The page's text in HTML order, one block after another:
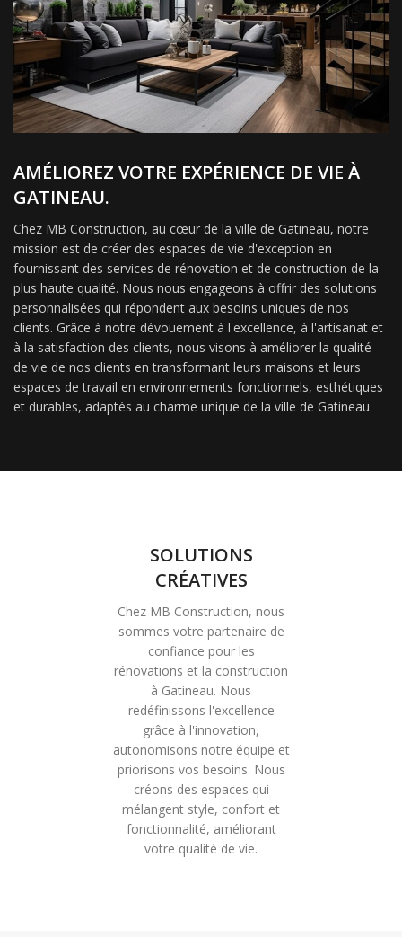
AMÉLIOREZ VOTRE EXPÉRIENCE DE VIE À
GATINEAU.
Chez MB Construction, au cœur de la ville de Gatineau, notre
mission est de créer des espaces de vie d'exception en
fournissant des services de rénovation et de construction de la
plus haute qualité. Nous nous engageons à offrir des solutions
personnalisées qui répondent aux besoins uniques de nos
clients. Grâce à notre dévouement à l'excellence, à l'artisanat et
à la satisfaction des clients, nous visons à améliorer la qualité
de vie de nos clients en transformant leurs maisons et leurs
espaces de travail en environnements fonctionnels, esthétiques
et durables, adaptés au charme unique de la ville de Gatineau.
SOLUTIONS
CRÉATIVES
Chez MB Construction, nous
sommes votre partenaire de
confiance pour les
rénovations et la construction
à Gatineau. Nous
redéfinissons l'excellence
grâce à l'innovation,
autonomisons notre équipe et
priorisons vos besoins. Nous
créons des espaces qui
mélangent style, confort et
fonctionnalité, améliorant
votre qualité de vie.